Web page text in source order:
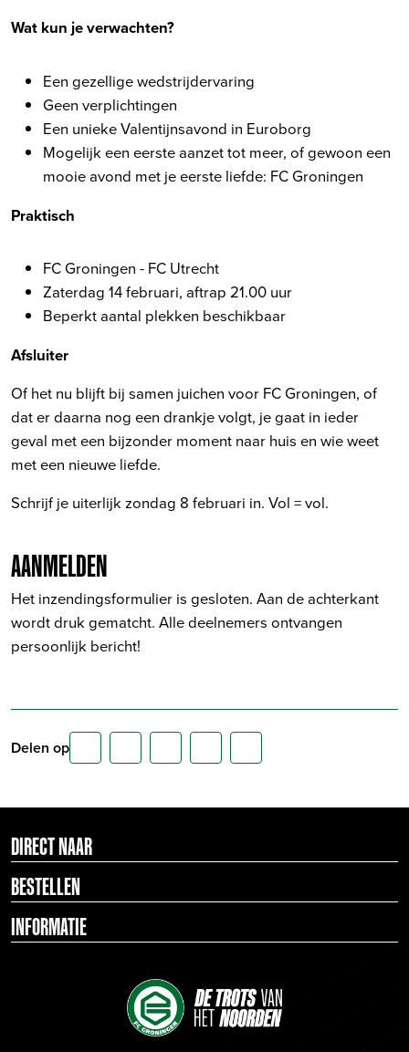
Wat kun je verwachten?
Een gezellige wedstrijdervaring
Geen verplichtingen
Een unieke Valentijnsavond in Euroborg
Mogelijk een eerste aanzet tot meer, of gewoon een
mooie avond met je eerste liefde: FC Groningen
Praktisch
FC Groningen - FC Utrecht
Zaterdag 14 februari, aftrap 21.00 uur
Beperkt aantal plekken beschikbaar
Afsluiter
Of het nu blijft bij samen juichen voor FC Groningen, of
dat er daarna nog een drankje volgt, je gaat in ieder
geval met een bijzonder moment naar huis en wie weet
met een nieuwe liefde.
Schrijf je uiterlijk zondag 8 februari in. Vol = vol.
AANMELDEN
Het inzendingsformulier is gesloten. Aan de achterkant
wordt druk gematcht. Alle deelnemers ontvangen
persoonlijk bericht!
Delen op
DIRECT NAAR
BESTELLEN
INFORMATIE